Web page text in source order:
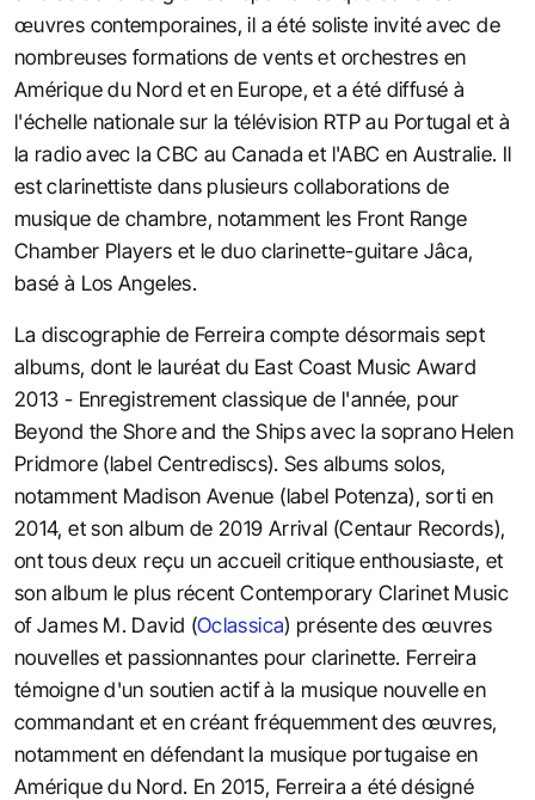
œuvres contemporaines, il a été soliste invité avec de
nombreuses formations de vents et orchestres en
Amérique du Nord et en Europe, et a été diffusé à
l'échelle nationale sur la télévision RTP au Portugal et à
la radio avec la CBC au Canada et l'ABC en Australie. Il
est clarinettiste dans plusieurs collaborations de
musique de chambre, notamment les Front Range
Chamber Players et le duo clarinette-guitare Jâca,
basé à Los Angeles.
La discographie de Ferreira compte désormais sept
albums, dont le lauréat du East Coast Music Award
2013 - Enregistrement classique de l'année, pour
Beyond the Shore and the Ships avec la soprano Helen
Pridmore (label Centrediscs). Ses albums solos,
notamment Madison Avenue (label Potenza), sorti en
2014, et son album de 2019 Arrival (Centaur Records),
ont tous deux reçu un accueil critique enthousiaste, et
son album le plus récent Contemporary Clarinet Music
of James M. David (Oclassica) présente des œuvres
nouvelles et passionnantes pour clarinette. Ferreira
témoigne d'un soutien actif à la musique nouvelle en
commandant et en créant fréquemment des œuvres,
notamment en défendant la musique portugaise en
Amérique du Nord. En 2015, Ferreira a été désigné